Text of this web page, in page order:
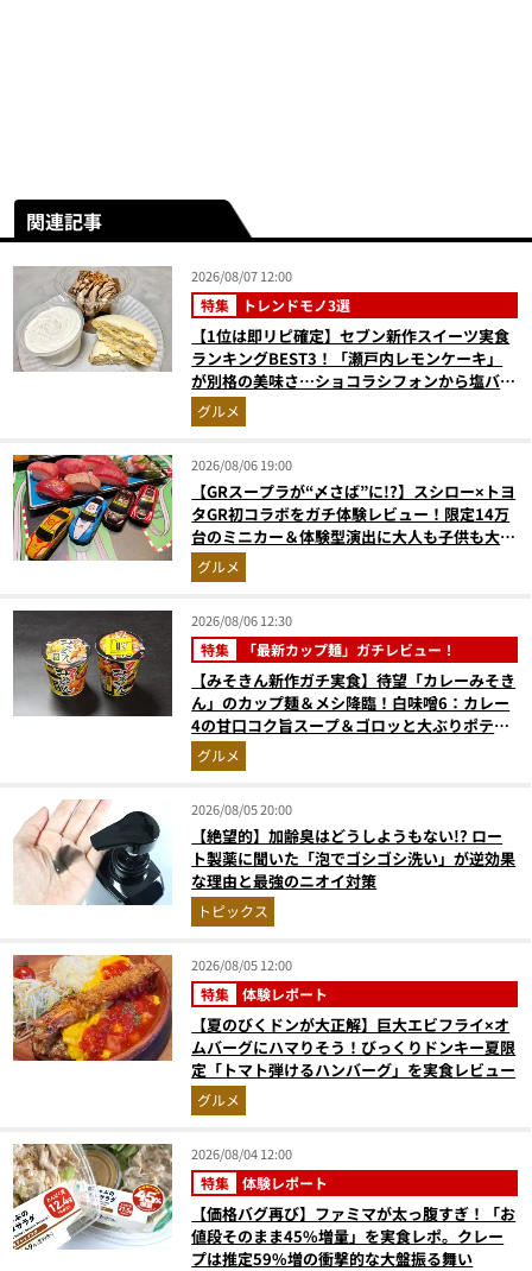
関連記事
2026/08/07 12:00
特集 トレンドモノ3選
【1位は即リピ確定】セブン新作スイーツ実食
ランキングBEST3！「瀬戸内レモンケーキ」
が別格の美味さ…ショコラシフォンから塩バニ
ラプリンまで本気レビュー
グルメ
2026/08/06 19:00
【GRスープラが“〆さば”に!?】スシロー×トヨ
タGR初コラボをガチ体験レビュー！限定14万
台のミニカー＆体験型演出に大人も子供も大興
奮間違いなし
グルメ
2026/08/06 12:30
特集 「最新カップ麺」ガチレビュー！
【みそきん新作ガチ実食】待望「カレーみそき
ん」のカップ麺＆メシ降臨！白味噌6：カレー
4の甘口コク旨スープ＆ゴロッと大ぶりポテト
に歓喜
グルメ
2026/08/05 20:00
【絶望的】加齢臭はどうしようもない!? ロー
ト製薬に聞いた「泡でゴシゴシ洗い」が逆効果
な理由と最強のニオイ対策
トピックス
2026/08/05 12:00
特集 体験レポート
【夏のびくドンが大正解】巨大エビフライ×オ
ムバーグにハマりそう！びっくりドンキー夏限
定「トマト弾けるハンバーグ」を実食レビュー
グルメ
2026/08/04 12:00
特集 体験レポート
【価格バグ再び】ファミマが太っ腹すぎ！「お
値段そのまま45%増量」を実食レポ。クレー
プは推定59%増の衝撃的な大盤振る舞い